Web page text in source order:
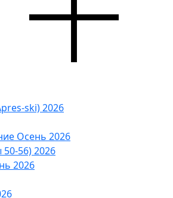
ski) 2026
Осень 2026
56) 2026
2026